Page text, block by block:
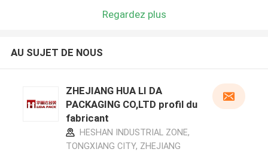
Regardez plus
AU SUJET DE NOUS
ZHEJIANG HUA LI DA
PACKAGING CO,LTD profil du
fabricant
HESHAN INDUSTRIAL ZONE,
TONGXIANG CITY, ZHEJIANG